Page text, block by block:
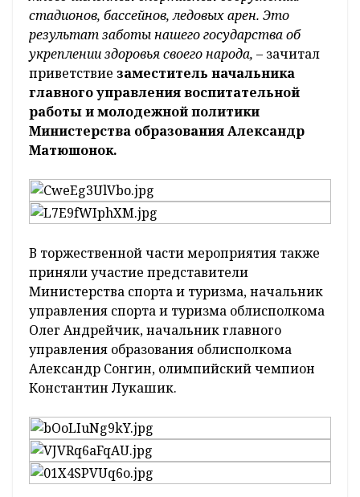
стадионов, бассейнов, ледовых арен. Это
результат заботы нашего государства об
укреплении здоровья своего народа, – зачитал
приветствие заместитель начальника
главного управления воспитательной
работы и молодежной политики
Министерства образования Александр
Матюшонок.
В торжественной части мероприятия также
приняли участие представители
Министерства спорта и туризма, начальник
управления спорта и туризма облисполкома
Олег Андрейчик, начальник главного
управления образования облисполкома
Александр Сонгин, олимпийский чемпион
Константин Лукашик.